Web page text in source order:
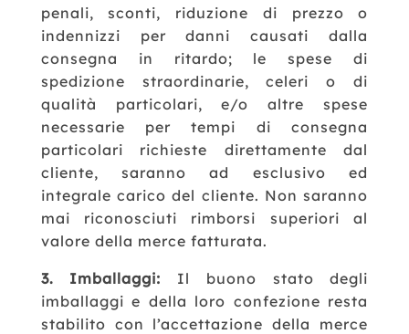
penali, sconti, riduzione di prezzo o
indennizzi per danni causati dalla
consegna in ritardo; le spese di
spedizione straordinarie, celeri o di
qualità particolari, e/o altre spese
necessarie per tempi di consegna
particolari richieste direttamente dal
cliente, saranno ad esclusivo ed
integrale carico del cliente. Non saranno
mai riconosciuti rimborsi superiori al
valore della merce fatturata.
3. Imballaggi: Il buono stato degli
imballaggi e della loro confezione resta
stabilito con l’accettazione della merce